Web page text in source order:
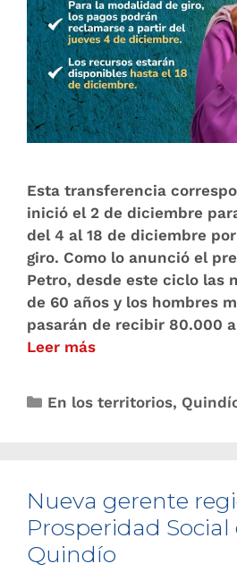
Esta transferencia
inició el 2 de diciembre
del 4 al 18 de diciembre
giro. Como lo anunció el
Petro, desde este ciclo las
de 60 años y los hombres
pasarán de recibir 80.000
Leer más
En los territorios,
Nueva gerente
Prosperidad Social
Quindío